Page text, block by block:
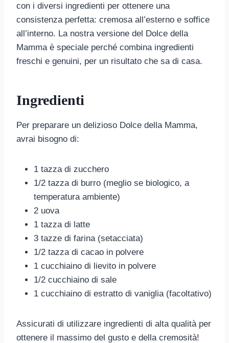
con i diversi ingredienti per ottenere una
consistenza perfetta: cremosa all’esterno e soffice
all’interno. La nostra versione del Dolce della
Mamma è speciale perché combina ingredienti
freschi e genuini, per un risultato che sa di casa.
Ingredienti
Per preparare un delizioso Dolce della Mamma,
avrai bisogno di:
1 tazza di zucchero
1/2 tazza di burro (meglio se biologico, a
temperatura ambiente)
2 uova
1 tazza di latte
3 tazze di farina (setacciata)
1/2 tazza di cacao in polvere
1 cucchiaino di lievito in polvere
1/2 cucchiaino di sale
1 cucchiaino di estratto di vaniglia (facoltativo)
Assicurati di utilizzare ingredienti di alta qualità per
ottenere il massimo del gusto e della cremosità!